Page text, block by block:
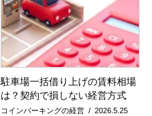
駐車場一括借り上げの賃料相場
は？契約で損しない経営方式
2026.5.25
コインパーキングの経営